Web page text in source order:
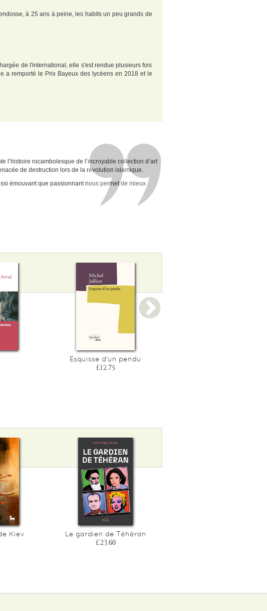
à 25 ans à peine, les habits un peu grands de
de l'international, elle s'est rendue plusieurs fois
a remporté le Prix Bayeux des lycéens en 2018 et le
l’histoire rocambolesque de l’incroyable collection d’art
de destruction lors de la révolution islamique.
émouvant que passionnant nous permet de mieux
Esquisse d'un pendu
£12.75
Kiev Le gardien de Téhéran
£23.60